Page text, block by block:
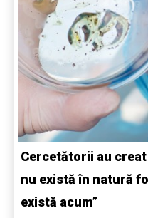
Cercetătorii au
nu există în natură
există acum”